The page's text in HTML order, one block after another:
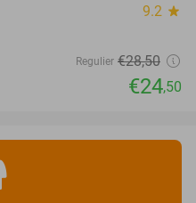
9.2 star
Regulier €28,50
€24,50